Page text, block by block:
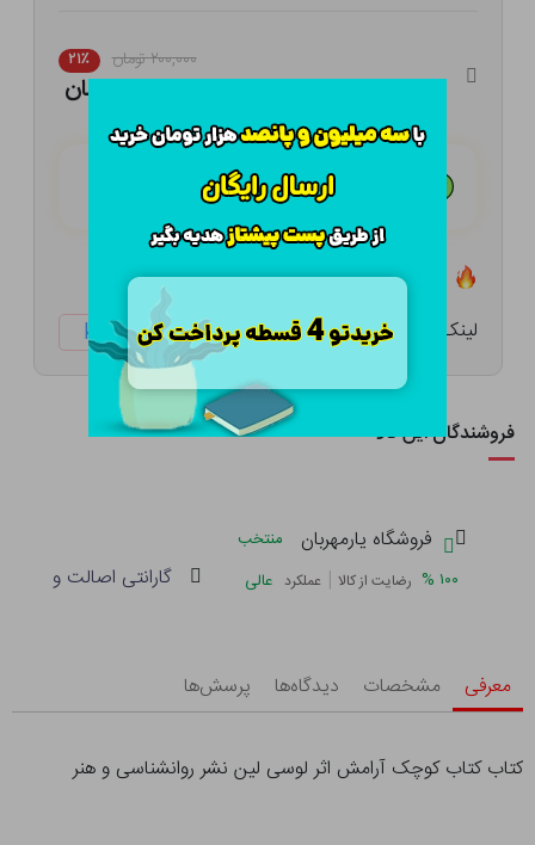
۲۰۰,۰۰۰ تومان ۲۱٪
۱۵۸,۰۰۰ تومان
هـر قسط با تــرب‌پــی:
تعداد ۴ عدد در انبار موجود است
لینک کوتاه: ketabtala.com/sbp-47894
فروشندگان این کالا
فروشگاه یارمهربان
منتخب
۱۰۰ % رضایت از کالا | عملکرد عالی گارانتی اصالت و
معرفی مشخصات دیدگاه‌ها پرسش‌ها
کتاب کتاب کوچک آرامش اثر لوسی لین نشر روانشناسی و هنر